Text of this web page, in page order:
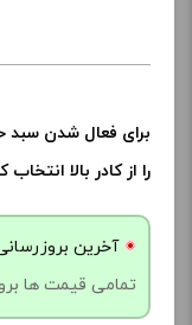
برای فعال شدن
را از کادر بالا انتخاب
آخرین بروزرسانی قیمت:
تمامی قیمت ها